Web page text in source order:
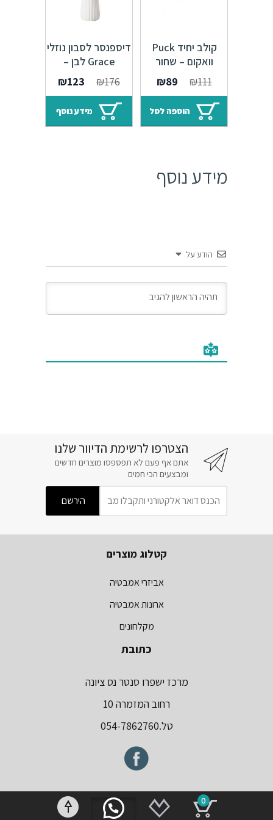
קולב יחיד Puck
וואקום – שחור
371112
₪111
המחיר
המקורי
היה:
₪111.
₪89
הנוכחי
הוא:
₪89.
הוספה לסל
דיספנסר לסבון נוזלי
Grace לבן –
361059
₪176
המחיר
המקורי
היה:
₪176.
₪123
הנוכחי
הוא:
₪123.
מידע נוסף
מידע נוסף
הודע על
הצטרפו לרשימת הדיוור שלנו
אתם אף פעם לא תפספסו מוצרים חדשים
ומבצעים הכי חמים
קטלוג מוצרים
אביזרי אמבטיה
ארונות אמבטיה
מקלחונים
כתובת
מרכז ישפרו סנטר נס ציונה
רחוב המזמרה 10
טל.054-7862760
0